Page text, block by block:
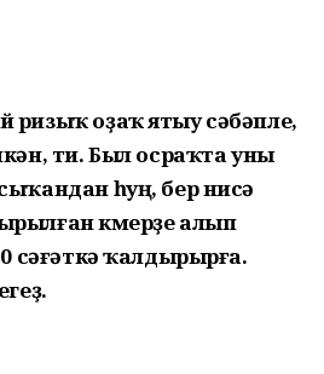
ризыҡ оҙаҡ ятыу сәбәпле,
ти. Был осраҡта уны
һуң, бер нисә
күмерҙе алып
сәғәткә ҡалдырырға.